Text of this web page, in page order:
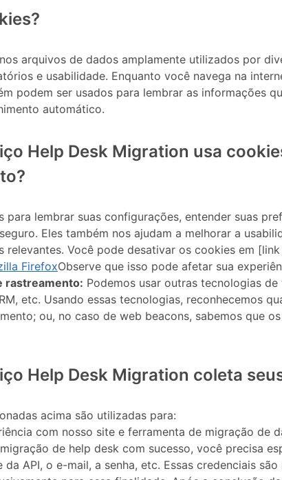
arquivos de dados amplamente utilizados por
e usabilidade. Enquanto você navega na
podem ser usados ​​para lembrar as informações
automático.
Help Desk Migration usa
​​para lembrar suas configurações, entender suas
Eles também nos ajudam a melhorar a
relevantes. Você pode desativar os cookies em
FirefoxObserve que isso pode afetar sua
rastreamento: Podemos usar outras tecnologias
etc. Usando essas tecnologias, reconhecemos
ou, no caso de web beacons, sabemos que
Help Desk Migration coleta
acima são utilizadas para:
com nosso site e ferramenta de migração de
de help desk com sucesso, você precisa
da API, o e-mail, a senha, etc. Essas credenciais